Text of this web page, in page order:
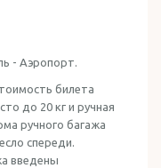
- Аэропорт.
билета
до 20 кг и ручная
ручного багажа
спереди.
введены